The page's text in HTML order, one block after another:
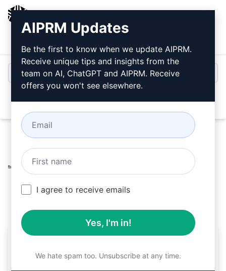
Inicio de sesión
Home / Ayudas AI
/
Backend Development Prompts
Aprende a programar en
Python /
林志偉
June 8, 2024
Aprende a programar en
Python
AIPRM Updates
Be the first to know when we update AIPRM.
Receive unique tips and insights from the
team on AI, ChatGPT and AIPRM. Receive
offers you won't see elsewhere.
I agree to receive emails
Yes, I'm in!
We hate spam too. Unsubscribe at any time.